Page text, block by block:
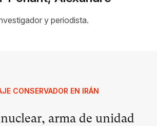
y periodista.
CONSERVADOR EN IRÁN
arma de unidad